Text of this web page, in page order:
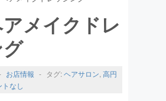
メイクドレ
お店情報 - タグ:ヘアサロン, 高円
トなし